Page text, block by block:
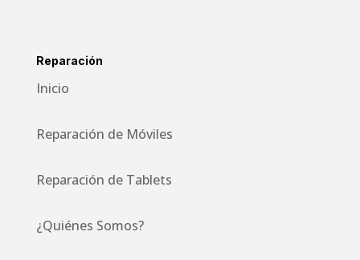
Reparación
Inicio
Reparación de Móviles
Reparación de Tablets
¿Quiénes Somos?